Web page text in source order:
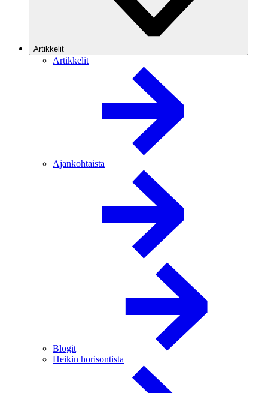
Artikkelit
Artikkelit
Ajankohtaista
Blogit
Heikin horisontista